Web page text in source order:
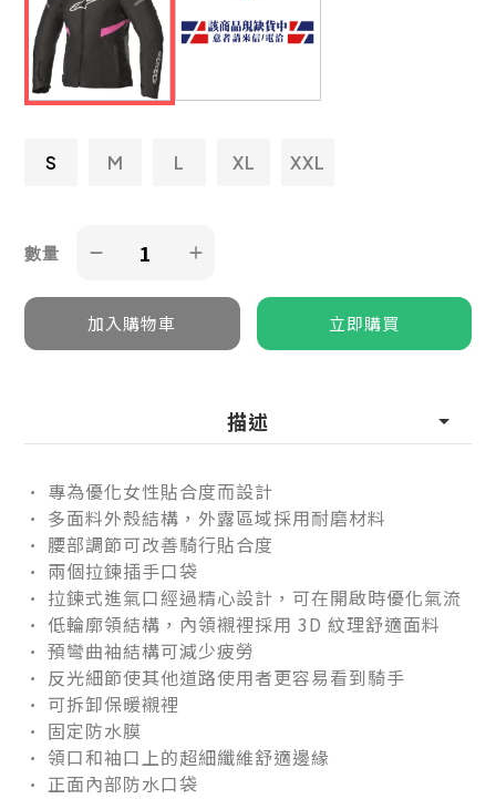
S M L XL XXL
數量
描述
• 專為優化女性貼合度而設計
• 多面料外殼結構，外露區域採用耐磨材料
• 腰部調節可改善騎行貼合度
• 兩個拉鍊插手口袋
• 拉鍊式進氣口經過精心設計，可在開啟時優化氣流
• 低輪廓領結構，內領襯裡採用 3D 紋理舒適面料
• 預彎曲袖結構可減少疲勞
• 反光細節使其他道路使用者更容易看到騎手
• 可拆卸保暖襯裡
• 固定防水膜
• 領口和袖口上的超細纖維舒適邊緣
• 正面內部防水口袋